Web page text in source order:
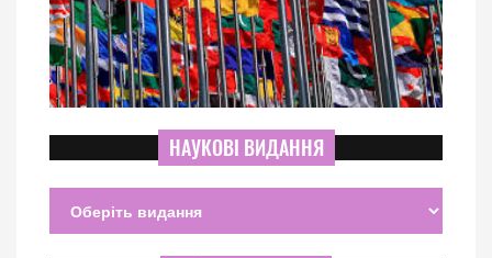
НАУКОВІ ВИДАННЯ